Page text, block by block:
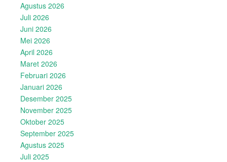
Agustus 2026
Juli 2026
Juni 2026
Mei 2026
April 2026
Maret 2026
Februari 2026
Januari 2026
Desember 2025
November 2025
Oktober 2025
September 2025
Agustus 2025
Juli 2025